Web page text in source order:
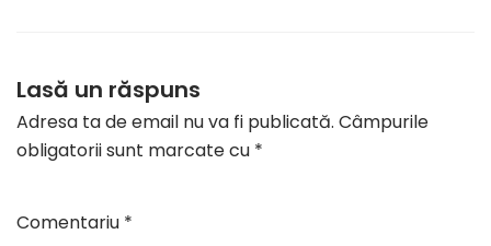
Lasă un răspuns
Adresa ta de email nu va fi publicată. Câmpurile
obligatorii sunt marcate cu *
Comentariu *